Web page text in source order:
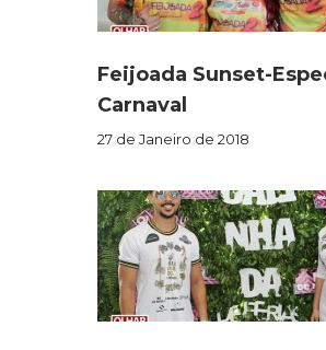
Feijoada Sunset-
Carnaval
27 de Janeiro de 2018